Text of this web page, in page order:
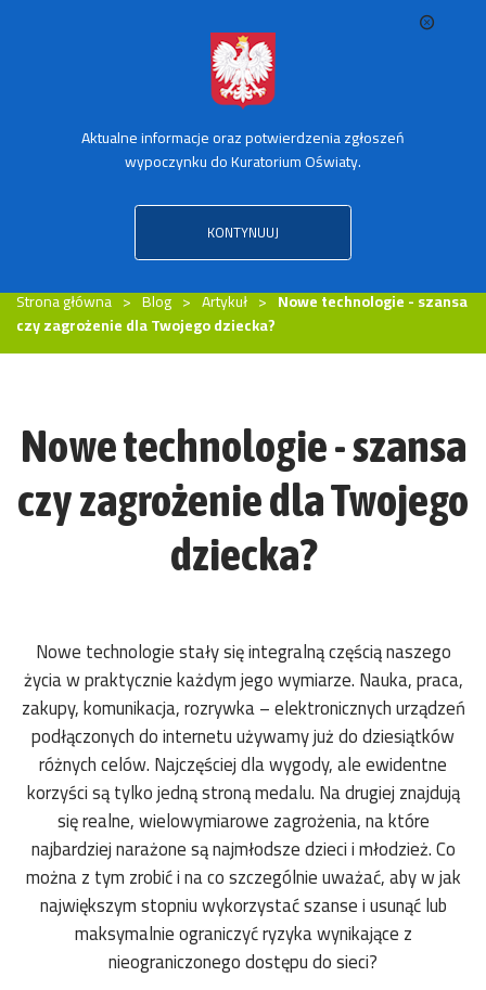
Aktualne informacje oraz potwierdzenia zgłoszeń
wypoczynku do Kuratorium Oświaty.
KONTYNUUJ
SPRAWDŹ TRANSPORT ZORGANIZOWANY
Strona główna Blog Artykuł
Nowe technologie - szansa
czy zagrożenie dla Twojego dziecka?
Nowe technologie - szansa
czy zagrożenie dla Twojego
dziecka?
Nowe technologie stały się integralną częścią naszego
życia w praktycznie każdym jego wymiarze. Nauka, praca,
zakupy, komunikacja, rozrywka – elektronicznych urządzeń
podłączonych do internetu używamy już do dziesiątków
różnych celów. Najczęściej dla wygody, ale ewidentne
korzyści są tylko jedną stroną medalu. Na drugiej znajdują
się realne, wielowymiarowe zagrożenia, na które
najbardziej narażone są najmłodsze dzieci i młodzież. Co
można z tym zrobić i na co szczególnie uważać, aby w jak
największym stopniu wykorzystać szanse i usunąć lub
maksymalnie ograniczyć ryzyka wynikające z
nieograniczonego dostępu do sieci?